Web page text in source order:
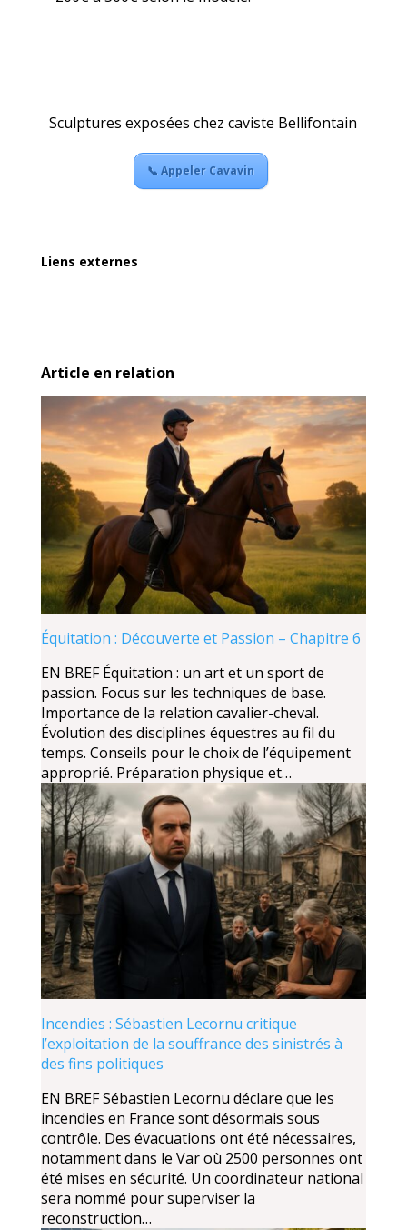
Sculptures exposées chez caviste Bellifontain
📞 Appeler Cavavin
Liens externes
Article en relation
Équitation : Découverte et Passion – Chapitre 6
EN BREF Équitation : un art et un sport de
passion. Focus sur les techniques de base.
Importance de la relation cavalier-cheval.
Évolution des disciplines équestres au fil du
temps. Conseils pour le choix de l’équipement
approprié. Préparation physique et…
Incendies : Sébastien Lecornu critique
l’exploitation de la souffrance des sinistrés à
des fins politiques
EN BREF Sébastien Lecornu déclare que les
incendies en France sont désormais sous
contrôle. Des évacuations ont été nécessaires,
notamment dans le Var où 2500 personnes ont
été mises en sécurité. Un coordinateur national
sera nommé pour superviser la
reconstruction…